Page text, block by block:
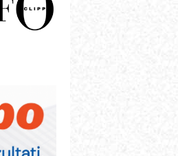
godina
VDC